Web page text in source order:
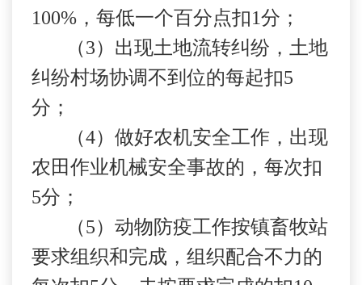
100% ，每低一个百分点扣1分；
（3）出现土地流转纠纷，土地
纠纷村场协调不到位的每起扣5
分；
（4）做好农机安全工作，出现
农田作业机械安全事故的，每次扣
5分；
（5）动物防疫工作按镇畜牧站
要求组织和完成，组织配合不力的